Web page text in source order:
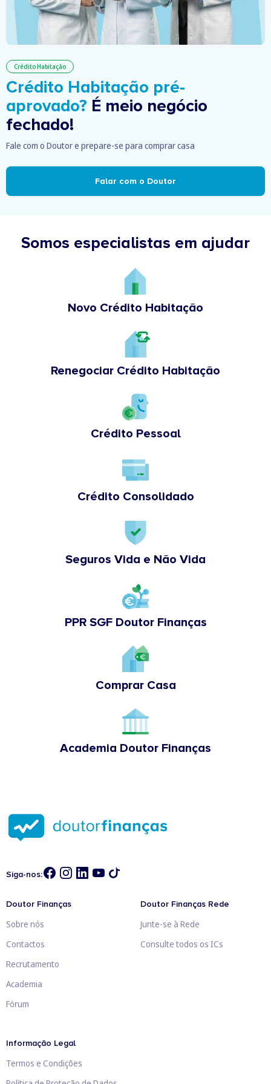
Crédito Habitação
Crédito Habitação pré-
aprovado? É meio negócio
fechado!
Fale com o Doutor e prepare-se para comprar casa
Falar com o Doutor
Somos especialistas em ajudar
Novo Crédito Habitação
Renegociar Crédito Habitação
Crédito Pessoal
Crédito Consolidado
Seguros Vida e Não Vida
PPR SGF Doutor Finanças
Comprar Casa
Academia Doutor Finanças
Siga-nos:
Doutor Finanças
Sobre nós
Contactos
Recrutamento
Academia
Fórum
Doutor Finanças Rede
Junte-se à Rede
Consulte todos os ICs
Informação Legal
Termos e Condições